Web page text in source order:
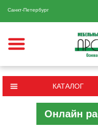
Санкт-Петербург
КАТАЛОГ
Онлайн